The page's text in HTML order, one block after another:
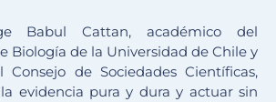
Babul Cattan, académico del
Biología de la Universidad de Chile y
Consejo de Sociedades Científicas,
evidencia pura y dura y actuar sin